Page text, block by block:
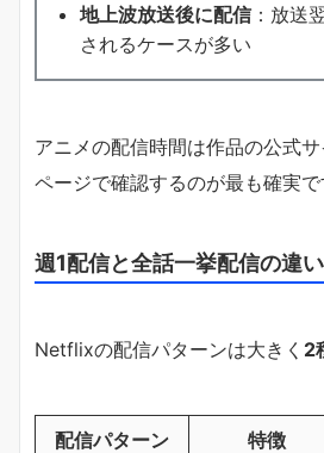
地上波放送後に配信：放送
されるケースが多い
アニメの配信時間は作品の公式
ページで確認するのが最も確実で
週1配信と全話一挙配信の違い
Netflixの配信パターンは大きく 2
配信パターン 特徴